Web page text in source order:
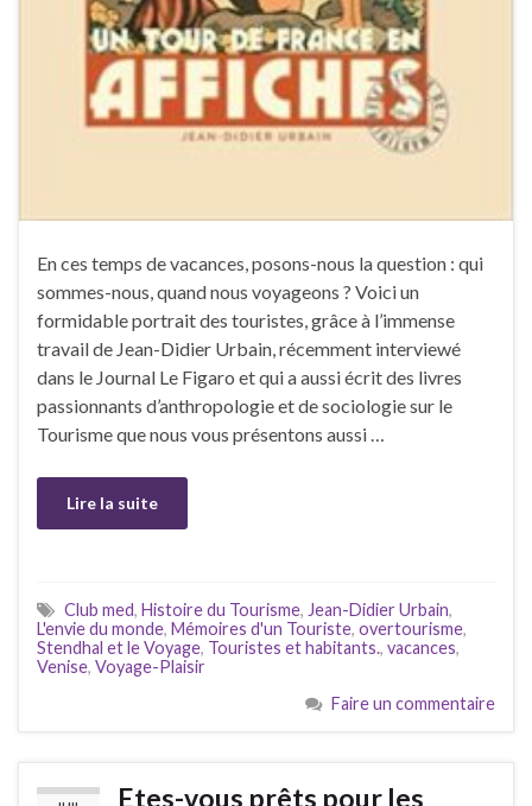
En ces temps de vacances, posons-nous la question : qui
sommes-nous, quand nous voyageons ? Voici un
formidable portrait des touristes, grâce à l’immense
travail de Jean-Didier Urbain, récemment interviewé
dans le Journal Le Figaro et qui a aussi écrit des livres
passionnants d’anthropologie et de sociologie sur le
Tourisme que nous vous présentons aussi …
Lire la suite
Club med, Histoire du Tourisme, Jean-Didier Urbain,
L'envie du monde, Mémoires d'un Touriste, overtourisme,
Stendhal et le Voyage, Touristes et habitants., vacances,
Venise, Voyage-Plaisir
Faire un commentaire
Etes-vous prêts pour les